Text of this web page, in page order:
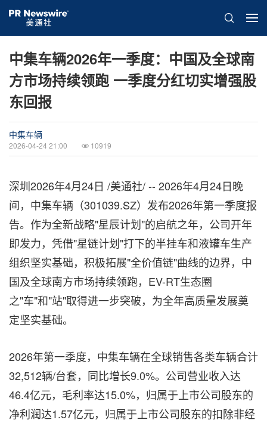
中集车辆2026年一季度：中国及全球南
方市场持续领跑 一季度分红切实增强股
东回报
中集车辆
2026-04-24 21:00 10919
深圳2026年4月24日 /美通社/ -- 2026年4月24日晚
间，中集车辆（301039.SZ）发布2026年第一季度报
告。作为全新战略"星辰计划"的启航之年，公司开年
即发力，凭借"星链计划"打下的半挂车和液罐车生产
组织坚实基础，积极拓展"全价值链"曲线的边界，中
国及全球南方市场持续领跑，EV-RT生态圈
之"车"和"站"取得进一步突破，为全年高质量发展奠
定坚实基础。
2026年第一季度，中集车辆在全球销售各类车辆合计
32,512辆/台套，同比增长9.0%。公司营业收入达
46.4亿元，毛利率达15.0%，归属于上市公司股东的
净利润达1.57亿元，归属于上市公司股东的扣除非经